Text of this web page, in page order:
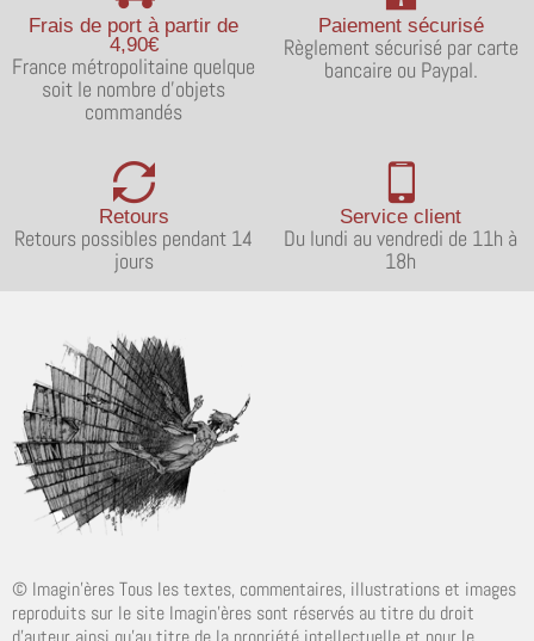
Frais de port à partir de
4,90€
France métropolitaine quelque
soit le nombre d'objets
commandés
Paiement sécurisé
Règlement sécurisé par carte
bancaire ou Paypal.
Retours
Retours possibles pendant 14
jours
Service client
Du lundi au vendredi de 11h à
18h
© Imagin'ères Tous les textes, commentaires, illustrations et images
reproduits sur le site Imagin'ères sont réservés au titre du droit